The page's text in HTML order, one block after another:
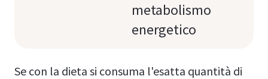
metabolismo
energetico
Se con la dieta si consuma l'esatta quantità di